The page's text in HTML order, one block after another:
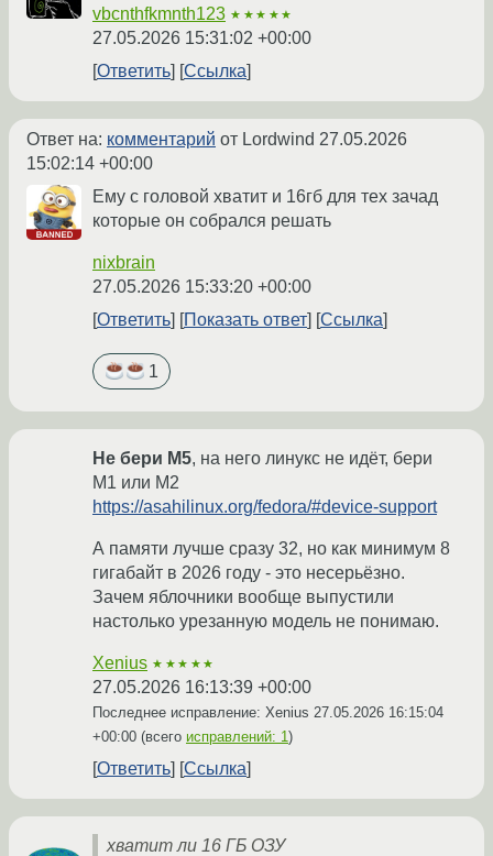
vbcnthfkmnth123 ★★★★★
27.05.2026 15:31:02 +00:00
Ответить
Ссылка
Ответ на: комментарий от Lordwind 27.05.2026
15:02:14 +00:00
Ему с головой хватит и 16гб для тех зачад
которые он собрался решать
nixbrain
27.05.2026 15:33:20 +00:00
Ответить
Показать ответ Ссылка
1
Не бери M5, на него линукс не идёт, бери
M1 или M2
https://asahilinux.org/fedora/#device-support
А памяти лучше сразу 32, но как минимум 8
гигабайт в 2026 году - это несерьёзно.
Зачем яблочники вообще выпустили
настолько урезанную модель не понимаю.
Xenius ★★★★★
27.05.2026 16:13:39 +00:00
Последнее исправление: Xenius 27.05.2026 16:15:04
+00:00 (всего исправлений: 1)
Ответить Ссылка
хватит ли 16 ГБ ОЗУ